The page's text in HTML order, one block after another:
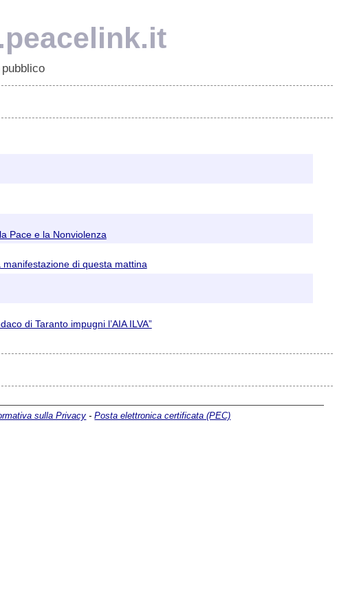
Pace e la Nonviolenza
di questa mattina
di Taranto impugni l’AIA ILVA”
sulla Privacy -Posta elettronica certificata (PEC)